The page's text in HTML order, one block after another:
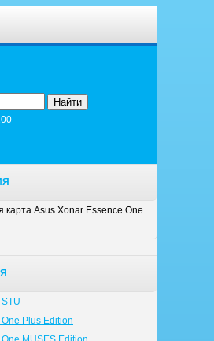
карта Asus Xonar Essence One
Plus Edition